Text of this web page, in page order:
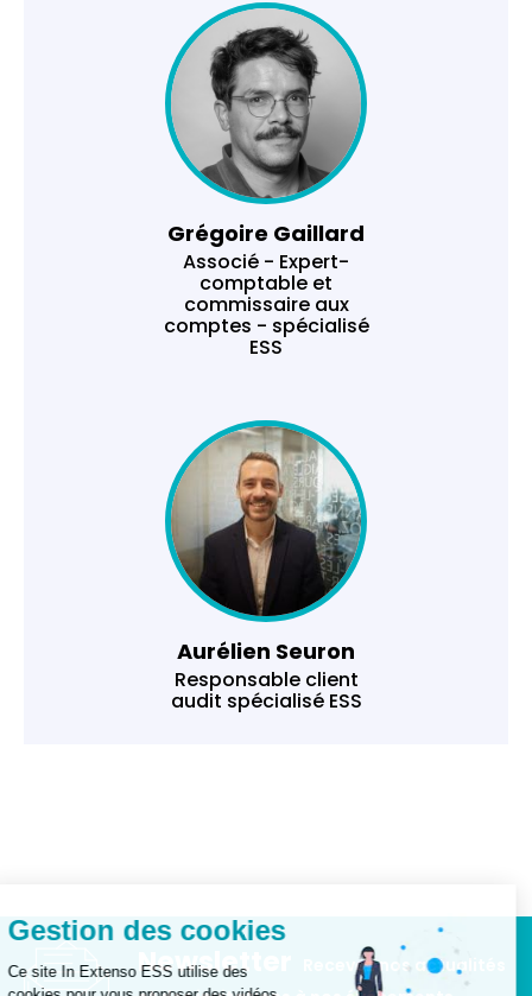
Grégoire Gaillard
Associé - Expert-
comptable et
commissaire aux
comptes - spécialisé
ESS
Aurélien Seuron
Responsable client
audit spécialisé ESS
Newsletter
Recevez nos actualités
Gestion des cookies
Ce site In Extenso ESS utilise des